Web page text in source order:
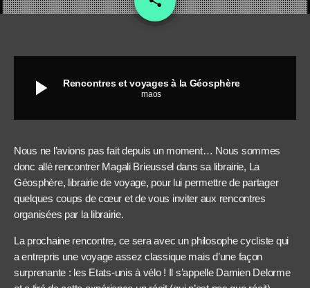
play_arrow Rencontres et voyages à la Géosphère
maos
Nous ne l’avions pas fait depuis un moment… Nous sommes
donc allé rencontrer Magali Brieussel dans sa librairie, La
Géosphère, librairie de voyage, pour lui permettre de partager
quelques coups de cœur et de vous inviter aux rencontres
organisées par la librairie.
La prochaine rencontre, ce sera avec un philosophe cycliste qui
a entrepris une voyage assez classique mais d’une façon
surprenante : les Etats-unis à vélo ! Il s’appelle Damien Delorme